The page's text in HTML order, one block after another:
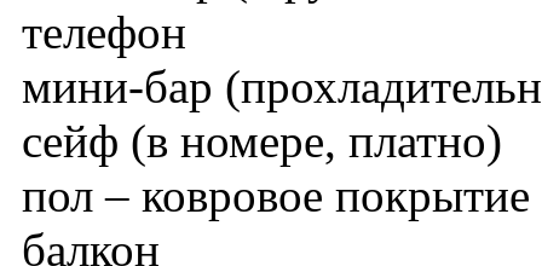
телефон
мини-бар
сейф (в номере, платно)
пол – ковровое покрытие
балкон